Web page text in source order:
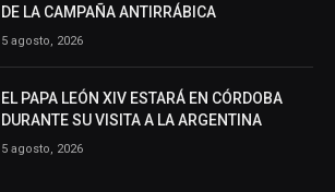
DE LA CAMPAÑA ANTIRRÁBICA
5 agosto, 2026
EL PAPA LEÓN XIV ESTARÁ EN CÓRDOBA
DURANTE SU VISITA A LA ARGENTINA
5 agosto, 2026